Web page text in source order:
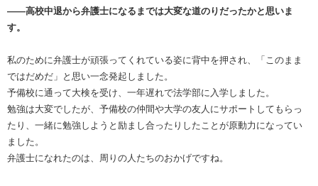
――高校中退から弁護士になるまでは大変な道のりだったかと思いま
す。
私のために弁護士が頑張ってくれている姿に背中を押され、「このまま
ではだめだ」と思い一念発起しました。
予備校に通って大検を受け、一年遅れで法学部に入学しました。
勉強は大変でしたが、予備校の仲間や大学の友人にサポートしてもらっ
たり、一緒に勉強しようと励まし合ったりしたことが原動力になってい
ました。
弁護士になれたのは、周りの人たちのおかげですね。